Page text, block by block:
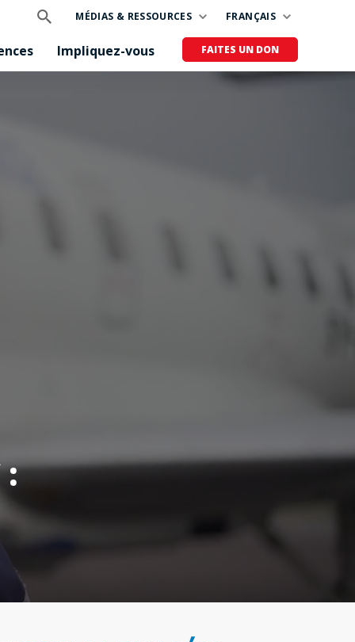
MÉDIAS & RESSOURCES FRANÇAIS
Impliquez-vous FAITES UN DON